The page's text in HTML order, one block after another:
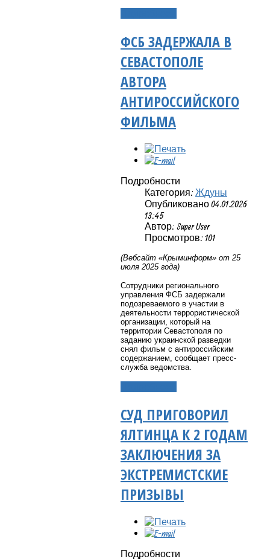
ФСБ ЗАДЕРЖАЛА В
СЕВАСТОПОЛЕ
АВТОРА
АНТИРОССИЙСКОГО
ФИЛЬМА
Подробности
Категория: Ждуны
Опубликовано 04.01.2026
13:45
Автор: Super User
Просмотров: 101
(Вебсайт «Крыминформ» от 25
июля 2025 года)
Сотрудники регионального
управления ФСБ задержали
подозреваемого в участии в
деятельности террористической
организации, который на
территории Севастополя по
заданию украинской разведки
снял фильм с антироссийским
содержанием, сообщает пресс-
служба ведомства.
СУД ПРИГОВОРИЛ
ЯЛТИНЦА К 2 ГОДАМ
ЗАКЛЮЧЕНИЯ ЗА
ЭКСТРЕМИСТСКИЕ
ПРИЗЫВЫ
Подробности